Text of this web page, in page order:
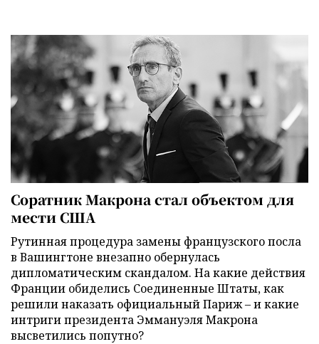
Соратник Макрона стал объектом для
мести США
Рутинная процедура замены французского посла
в Вашингтоне внезапно обернулась
дипломатическим скандалом. На какие действия
Франции обиделись Соединенные Штаты, как
решили наказать официальный Париж – и какие
интриги президента Эммануэля Макрона
высветились попутно?